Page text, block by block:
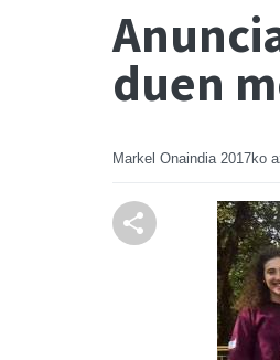
duen
Markel Onaindia 2017ko